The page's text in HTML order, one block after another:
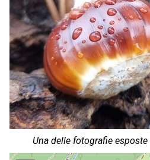
Una delle fotografie esposte